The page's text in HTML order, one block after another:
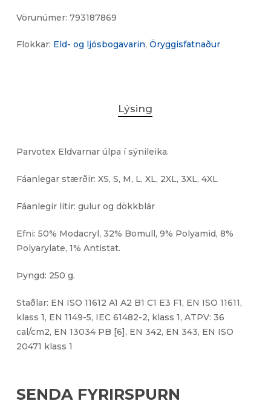
Vörunúmer: 793187869
Flokkar: Eld- og ljósbogavarin, Öryggisfatnaður
Lýsing
Parvotex Eldvarnar úlpa í sýnileika.
Fáanlegar stærðir: XS, S, M, L, XL, 2XL, 3XL, 4XL
Fáanlegir litir: gulur og dökkblár
Efni: 50% Modacryl, 32% Bomull, 9% Polyamid, 8%
Polyarylate, 1% Antistat.
Þyngd: 250 g.
Staðlar: EN ISO 11612 A1 A2 B1 C1 E3 F1, EN ISO 11611,
klass 1, EN 1149-5, IEC 61482-2, klass 1, ATPV: 36
cal/cm2, EN 13034 PB [6], EN 342, EN 343, EN ISO
20471 klass 1
SENDA FYRIRSPURN